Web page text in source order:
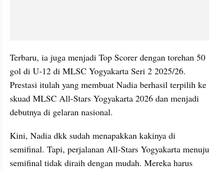
Terbaru, ia juga menjadi Top Scorer dengan torehan 50
gol di U-12 di MLSC Yogyakarta Seri 2 2025/26.
Prestasi itulah yang membuat Nadia berhasil terpilih ke
skuad MLSC All-Stars Yogyakarta 2026 dan menjadi
debutnya di gelaran nasional.
Kini, Nadia dkk sudah menapakkan kakinya di
semifinal. Tapi, perjalanan All-Stars Yogyakarta menuju
semifinal tidak diraih dengan mudah. Mereka harus